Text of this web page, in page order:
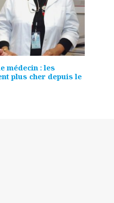
médecin : les
plus cher depuis le